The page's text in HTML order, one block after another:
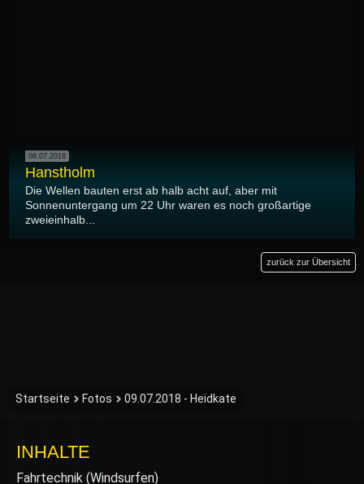
08.07.2018
Hanstholm
Die Wellen bauten erst ab halb acht auf, aber mit
Sonnenuntergang um 22 Uhr waren es noch großartige
zweieinhalb...
zurück zur Übersicht
Startseite Fotos 09.07.2018 - Heidkate
INHALTE
Fahrtechnik (Windsurfen)